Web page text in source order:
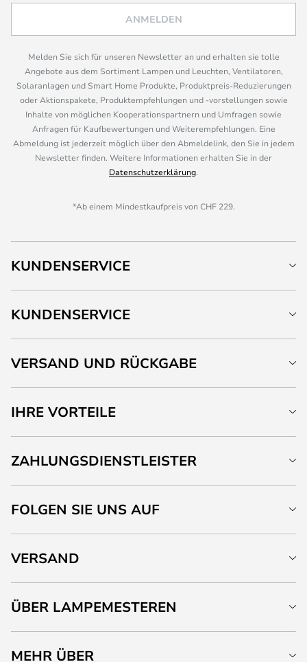
ANMELDEN
Melden Sie sich für unseren Newsletter an und erhalten sie tolle
Angebote aus dem Sortiment Lampen und Leuchten, Ventilatoren,
Solaranlagen und Smart Home Produkte, Produktpreis-Reduzierungen
oder Aktionspakete, Produktempfehlungen und -vorstellungen sowie
Inhalte von möglichen Kooperationspartnern und Umfragen sowie
Anfragen für Kaufbewertungen und Weiterempfehlungen. Eine
Abmeldung ist jederzeit möglich über den Abmeldelink, den Sie in jedem
Newsletter finden. Weitere Informationen erhalten Sie in der
Datenschutzerklärung.
*Ab einem Mindestkaufpreis von CHF 229.
KUNDENSERVICE
KUNDENSERVICE
VERSAND UND RÜCKGABE
IHRE VORTEILE
ZAHLUNGSDIENSTLEISTER
FOLGEN SIE UNS AUF
VERSAND
ÜBER LAMPEMESTEREN
MEHR ÜBER